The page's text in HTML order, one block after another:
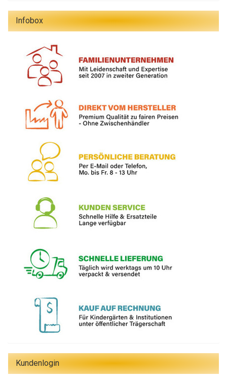
Infobox
Kundenlogin